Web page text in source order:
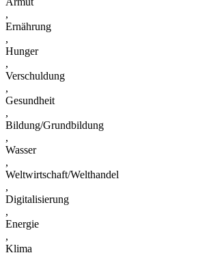
,
Ernährung
,
Hunger
,
Verschuldung
,
Gesundheit
,
Bildung/Grundbildung
,
Wasser
,
Weltwirtschaft/Welthandel
,
Digitalisierung
,
Energie
,
Klima